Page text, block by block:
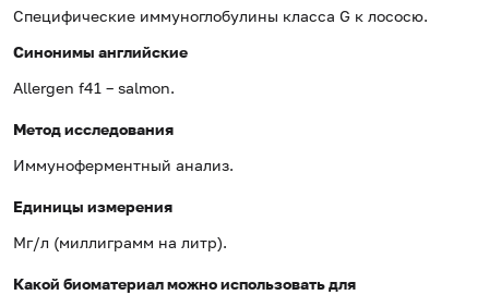
Специфические иммуноглобулины класса G к лососю.
Синонимы английские
Allergen f41 – salmon.
Метод исследования
Иммуноферментный анализ.
Единицы измерения
Мг/л (миллиграмм на литр).
Какой биоматериал можно использовать для